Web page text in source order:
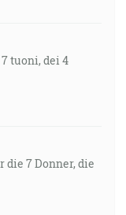
tuoni, dei 4
7 Donner, die